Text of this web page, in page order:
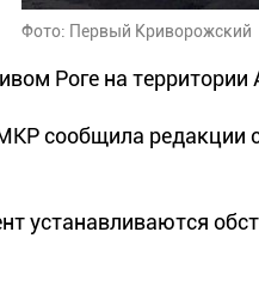
Фото: Первый Криворожский
Роге на
сообщила редакции
устанавливаются